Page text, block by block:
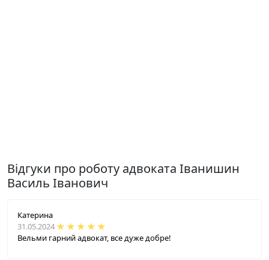
Відгуки про роботу адвоката Іванишин
Василь Іванович
Катерина
31.05.2024
Вельми гарний адвокат, все дуже добре!